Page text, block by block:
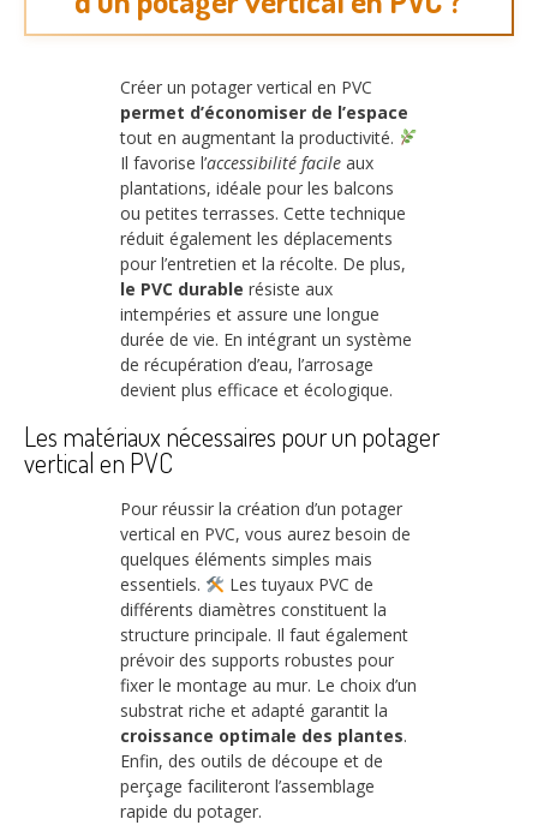
Créer un potager vertical en PVC
permet d’économiser de l’espace
tout en augmentant la productivité.
Il favorise l’accessibilité facile aux
plantations, idéale pour les balcons
ou petites terrasses. Cette technique
réduit également les déplacements
pour l’entretien et la récolte. De plus,
le PVC durable résiste aux
intempéries et assure une longue
durée de vie. En intégrant un système
de récupération d’eau, l’arrosage
devient plus efficace et écologique.
Les matériaux nécessaires pour un potager
vertical en PVC
Pour réussir la création d’un potager
vertical en PVC, vous aurez besoin de
quelques éléments simples mais
essentiels.
Les tuyaux PVC de
différents diamètres constituent la
structure principale. Il faut également
prévoir des supports robustes pour
fixer le montage au mur. Le choix d’un
substrat riche et adapté garantit la
croissance optimale des plantes.
Enfin, des outils de découpe et de
perçage faciliteront l’assemblage
rapide du potager.